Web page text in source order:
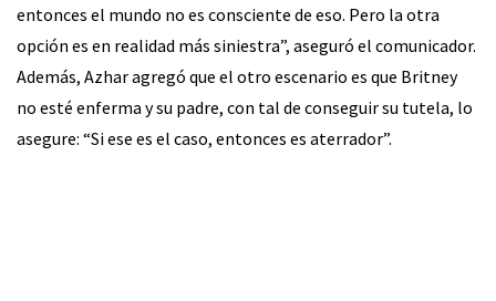
entonces el mundo no es consciente de eso. Pero la otra
opción es en realidad más siniestra”, aseguró el comunicador.
Además, Azhar agregó que el otro escenario es que Britney
no esté enferma y su padre, con tal de conseguir su tutela, lo
asegure: “Si ese es el caso, entonces es aterrador”.